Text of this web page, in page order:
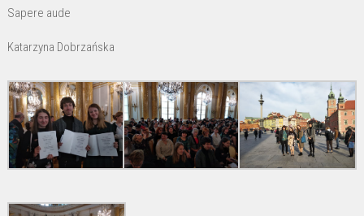
Sapere aude
Katarzyna Dobrzańska